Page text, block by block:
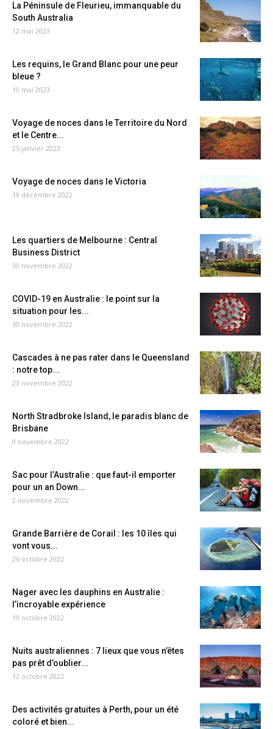
La Péninsule de Fleurieu, immanquable du
South Australia
12 mai 2023
Les requins, le Grand Blanc pour une peur
bleue ?
10 mai 2023
Voyage de noces dans le Territoire du Nord
et le Centre...
25 janvier 2023
Voyage de noces dans le Victoria
19 décembre 2022
Les quartiers de Melbourne : Central
Business District
30 novembre 2022
COVID-19 en Australie : le point sur la
situation pour les...
30 novembre 2022
Cascades à ne pas rater dans le Queensland
: notre top...
23 novembre 2022
North Stradbroke Island, le paradis blanc de
Brisbane
9 novembre 2022
Sac pour l’Australie : que faut-il emporter
pour un an Down...
2 novembre 2022
Grande Barrière de Corail : les 10 îles qui
vont vous...
26 octobre 2022
Nager avec les dauphins en Australie :
l’incroyable expérience
19 octobre 2022
Nuits australiennes : 7 lieux que vous n’êtes
pas prêt d’oublier...
12 octobre 2022
Des activités gratuites à Perth, pour un été
coloré et bien...